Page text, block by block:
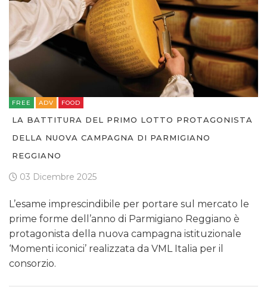
FREE ADV FOOD
LA BATTITURA DEL PRIMO LOTTO PROTAGONISTA
DELLA NUOVA CAMPAGNA DI PARMIGIANO
REGGIANO
03 Dicembre 2025
L’esame imprescindibile per portare sul mercato le
prime forme dell’anno di Parmigiano Reggiano è
protagonista della nuova campagna istituzionale
‘Momenti iconici’ realizzata da VML Italia per il
consorzio.